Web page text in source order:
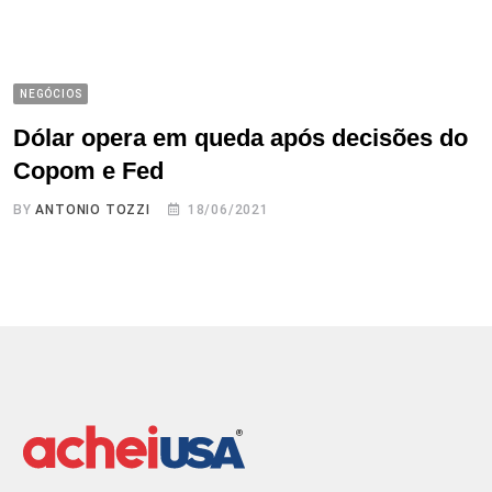
NEGÓCIOS
Dólar opera em queda após decisões do
Copom e Fed
BYANTONIO TOZZI 18/06/2021